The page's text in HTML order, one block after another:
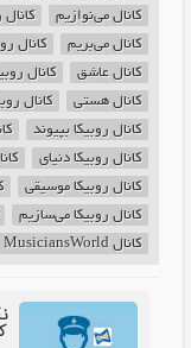
کانال می‌نوازیم
کانال می‌بریم
کانال
کانال عاشق
کانال
کانال هستی
کانال
کانال روبیکا بپیوند
کانال روبیکا دنیای
کانال روبیکا موسیقی
کانال روبیکا می‌سازیم
کانال MusiciansWorld